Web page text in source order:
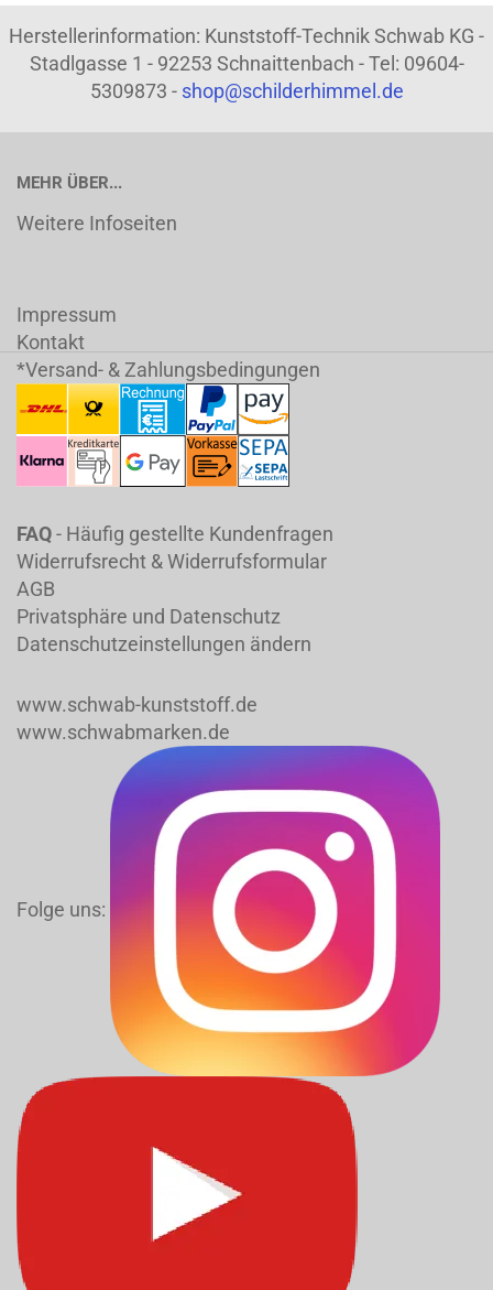
Herstellerinformation: Kunststoff-Technik Schwab KG -
Stadlgasse 1 - 92253 Schnaittenbach - Tel: 09604-
5309873 - shop@schilderhimmel.de
MEHR ÜBER...
Weitere Infoseiten
Impressum
Kontakt
*Versand- & Zahlungsbedingungen
FAQ- Häufig gestellte Kundenfragen
Widerrufsrecht & Widerrufsformular
AGB
Privatsphäre und Datenschutz
Datenschutzeinstellungen ändern
www.schwab-kunststoff.de
www.schwabmarken.de
Folge uns: